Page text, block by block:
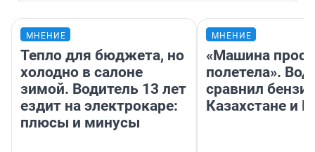
МНЕНИЕ
Тепло для бюджета, но
холодно в салоне
зимой. Водитель 13 лет
ездит на электрокаре:
плюсы и минусы
МНЕНИЕ
«Машина
полетела».
сравнил
Казахстане и